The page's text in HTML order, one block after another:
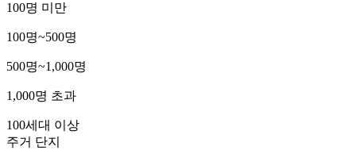
100명 미만
100명~500명
500명~1,000명
1,000명 초과
100세대 이상
주거 단지